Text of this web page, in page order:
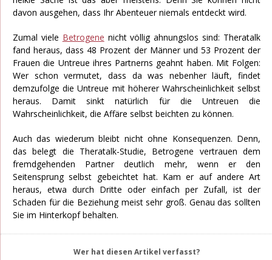
davon ausgehen, dass Ihr Abenteuer niemals entdeckt wird.
Zumal viele Betrogene nicht völlig ahnungslos sind: Theratalk
fand heraus, dass 48 Prozent der Männer und 53 Prozent der
Frauen die Untreue ihres Partnerns geahnt haben. Mit Folgen:
Wer schon vermutet, dass da was nebenher läuft, findet
demzufolge die Untreue mit höherer Wahrscheinlichkeit selbst
heraus. Damit sinkt natürlich für die Untreuen die
Wahrscheinlichkeit, die Affäre selbst beichten zu können.
Auch das wiederum bleibt nicht ohne Konsequenzen. Denn,
das belegt die Theratalk-Studie, Betrogene vertrauen dem
fremdgehenden Partner deutlich mehr, wenn er den
Seitensprung selbst gebeichtet hat. Kam er auf andere Art
heraus, etwa durch Dritte oder einfach per Zufall, ist der
Schaden für die Beziehung meist sehr groß. Genau das sollten
Sie im Hinterkopf behalten.
Wer hat diesen Artikel verfasst?